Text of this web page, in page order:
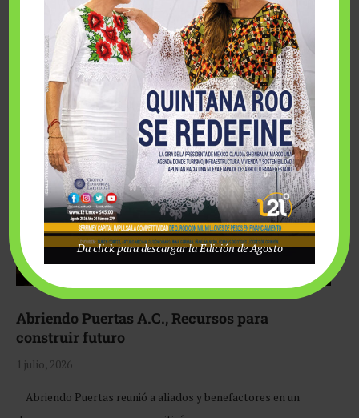
Fairmont Mayakoba y Make-A-Wish México unieron
esfuerzos para hacer realidad el deseo de una …
Abriendo Puertas A.C., Recursos para
construir futuro
1 julio, 2026
Abriendo Puertas reunió a aliados y benefactores en un
Da click para descargar la Edición de Agosto